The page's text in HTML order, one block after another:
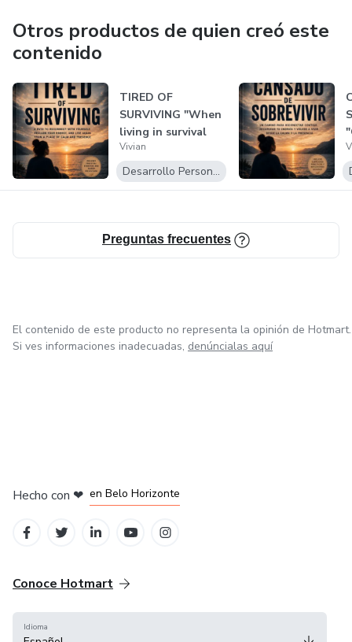
Otros productos de quien creó este
contenido
TIRED OF
SURVIVING "When
living in survival
mode becomes
you...
Vivian
Desarrollo Personal
Preguntas frecuentes
El contenido de este producto no representa la opinión de Hotmart.
Si ves informaciones inadecuadas, denúncialas aquí
Hecho con ❤ en Belo Horizonte
Conoce Hotmart
Idioma